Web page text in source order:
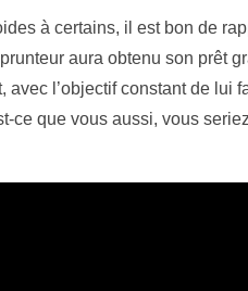
à certains, il est bon de
aura obtenu son prêt
avec l’objectif constant de lui
ce que vous aussi, vous